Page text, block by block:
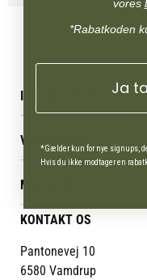
INFORMATION
Reklamations- &
Levering & afhentning
Følg din bestilling
Persondatapolitik
Cookies
VORES BUTIK
Vores butikker
Job
Mærker
Om os
Om Vestjyllands Andel
Blog
MIN KONTO
Administrer min konto
KONTAKT OS
Pantonevej 10
6580 Vamdrup
vores
*Rabatkoden
Ja
*Gælder kun for nye signups,
Hvis du ikke modtager en